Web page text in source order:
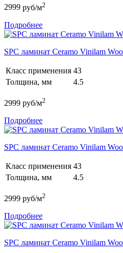
2999 руб/м2
Подробнее
SPC ламинат Ceramo Vinilam
Класс применения 43
Толщина, мм
4.5
2999 руб/м2
Подробнее
SPC ламинат Ceramo Vinilam
Класс применения 43
Толщина, мм
4.5
2999 руб/м2
Подробнее
SPC ламинат Ceramo Vinilam